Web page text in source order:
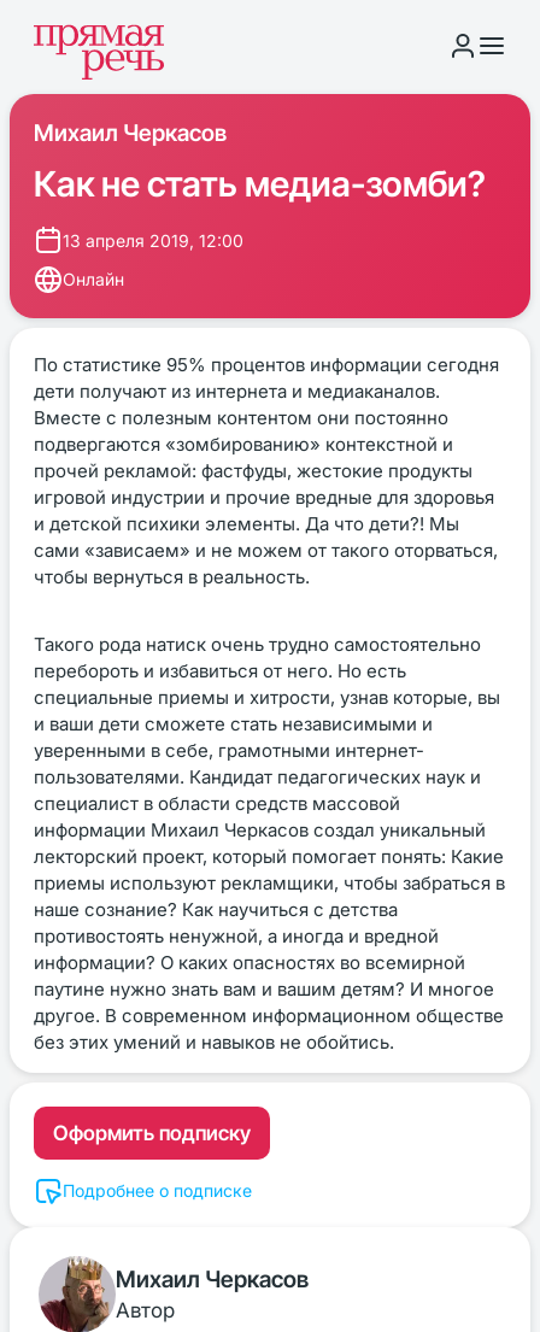
Михаил Черкасов
Как не стать медиа-зомби?
13 апреля 2019, 12:00
Онлайн
По статистике 95% процентов информации сегодня
дети получают из интернета и медиаканалов.
Вместе с полезным контентом они постоянно
подвергаются «зомбированию» контекстной и
прочей рекламой: фастфуды, жестокие продукты
игровой индустрии и прочие вредные для здоровья
и детской психики элементы. Да что дети?! Мы
сами «зависаем» и не можем от такого оторваться,
чтобы вернуться в реальность.
Такого рода натиск очень трудно самостоятельно
перебороть и избавиться от него. Но есть
специальные приемы и хитрости, узнав которые, вы
и ваши дети сможете стать независимыми и
уверенными в себе, грамотными интернет-
пользователями. Кандидат педагогических наук и
специалист в области средств массовой
информации Михаил Черкасов создал уникальный
лекторский проект, который помогает понять: Какие
приемы используют рекламщики, чтобы забраться в
наше сознание? Как научиться с детства
противостоять ненужной, а иногда и вредной
информации? О каких опасностях во всемирной
паутине нужно знать вам и вашим детям? И многое
другое. В современном информационном обществе
без этих умений и навыков не обойтись.
Оформить подписку
Подробнее о подписке
Михаил Черкасов
Автор